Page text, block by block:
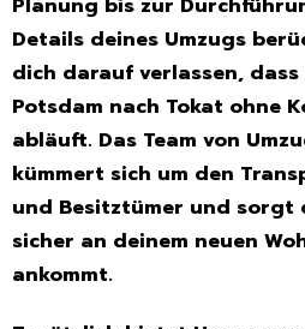
Planung bis zur
Details deines Umzugs
dich darauf verlassen, dass
Potsdam nach Tokat ohne
abläuft. Das Team von
kümmert sich um den
und Besitztümer und sorgt
sicher an deinem neuen
ankommt.